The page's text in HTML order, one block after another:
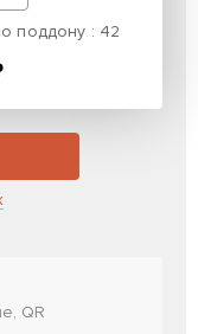
поддону : 42
QR